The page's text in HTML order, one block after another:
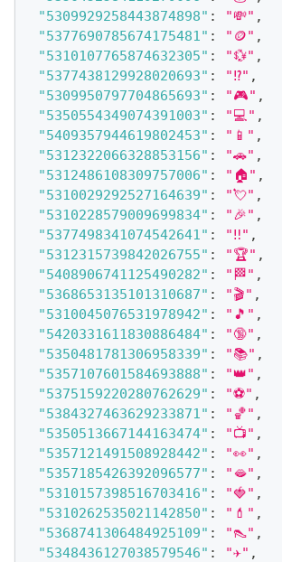
"5309929258443874898" : "💸" ,
"5377690785674175481" : "🪙" ,
"5310107765874632305" : "💱" ,
"5377438129928020693" : "⁉️" ,
"5309950797704865693" : "🎮" ,
"5350554349074391003" : "💻" ,
"5409357944619802453" : "📱" ,
"5312322066328853156" : "🚗" ,
"5312486108309757006" : "🏠" ,
"5310029292527164639" : "💘" ,
"5310228579009699834" : "🎉" ,
"5377498341074542641" : "‼️" ,
"5312315739842026755" : "🏆" ,
"5408906741125490282" : "🏁" ,
"5368653135101310687" : "🎬" ,
"5310045076531978942" : "🎵" ,
"5420331611830886484" : "🔞" ,
"5350481781306958339" : "📚" ,
"5357107601584693888" : "👑" ,
"5375159220280762629" : "⚽️" ,
"5384327463629233871" : "🏀" ,
"5350513667144163474" : "📺" ,
"5357121491508928442" : "👀" ,
"5357185426392096577" : "🫦" ,
"5310157398516703416" : "🍓" ,
"5310262535021142850" : "💄" ,
"5368741306484925109" : "👠" ,
"5348436127038579546" : "✈️" ,